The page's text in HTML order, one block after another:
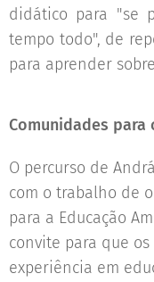
didático para "se
tempo todo", de
para aprender
Comunidades para
O percurso de
com o trabalho de
para a Educação
convite para que os
experiência em